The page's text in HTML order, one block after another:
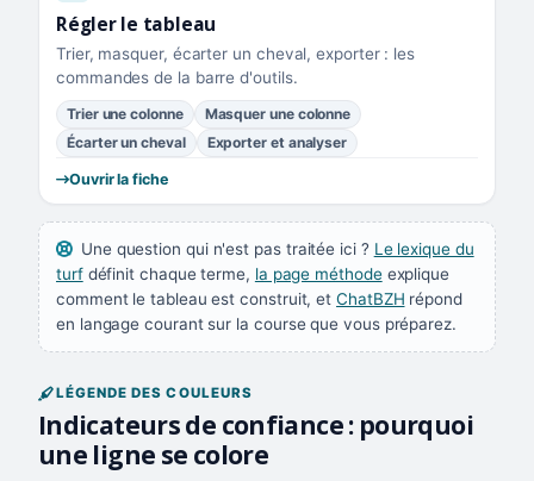
Régler le tableau
Trier, masquer, écarter un cheval, exporter : les
commandes de la barre d'outils.
Trier une colonne
Masquer une colonne
Écarter un cheval
Exporter et analyser
Ouvrir la fiche
Une question qui n'est pas traitée ici ? Le lexique du
turfdéfinit chaque terme, la page méthodeexplique
comment le tableau est construit, etChatBZH répond
en langage courant sur la course que vous préparez.
LÉGENDE DES COULEURS
Indicateurs de confiance : pourquoi
une ligne se colore